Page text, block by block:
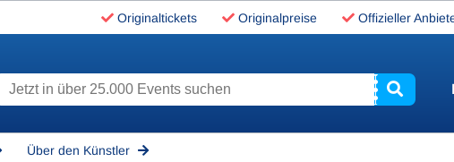
Originaltickets Originalpreise Offizieller
Jetzt in über 25.000 Events suchen
Über den Künstler